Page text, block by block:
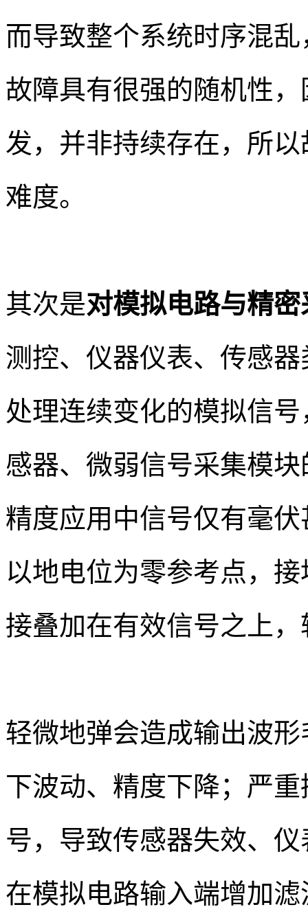
而导致整个系统时序混
故障具有很强的随机性
发，并非持续存在，所
难度。
其次是对模拟电路与精
测控、仪器仪表、传感
处理连续变化的模拟信
感器、微弱信号采集模
精度应用中信号仅有毫
以地电位为零参考点，
接叠加在有效信号之上
轻微地弹会造成输出波
下波动、精度下降；严
号，导致传感器失效、
在模拟电路输入端增加